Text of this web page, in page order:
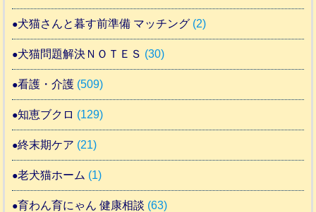
犬猫さんと暮す前準備 マッチング (2)
犬猫問題解決ＮＯＴＥＳ (30)
看護・介護 (509)
知恵ブクロ (129)
終末期ケア (21)
老犬猫ホーム (1)
育わん育にゃん 健康相談 (63)